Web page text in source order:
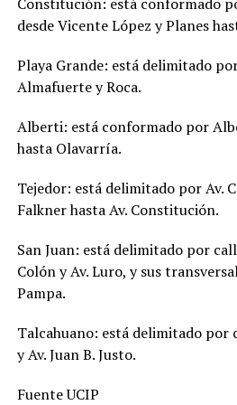
desde Vicente López y Planes
Playa Grande: está delimitado
Almafuerte y Roca.
Alberti: está conformado por
hasta Olavarría.
Tejedor: está delimitado por Av.
Falkner hasta Av. Constitución.
San Juan: está delimitado por
Colón y Av. Luro, y sus
Pampa.
Talcahuano: está delimitado por
y Av. Juan B. Justo.
Fuente UCIP